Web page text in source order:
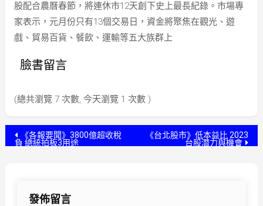
股配合農曆春節，將連休市12天創下史上最長紀錄。市場專
家表示，元月份只有13個交易日，資金將聚焦在觀光、遊
戲、貿易百貨、餐飲、運輸等五大族群上
臉書留言
(總共瀏覽 7 次數, 今天瀏覽 1 次數 )
文 《各報要聞》3800億超收稅
負 總統拍板3用途
《台北股市》低本益比 2023
台股潛力與機會
發佈留言